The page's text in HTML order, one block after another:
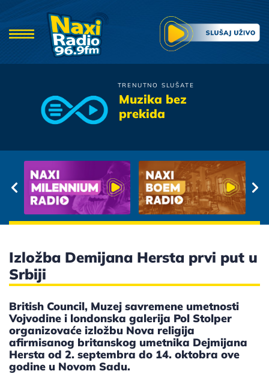
TRENUTNO SLUŠATE
Muzika bez
prekida
Crvena Jabuka
Izložba Demijana Hersta prvi put u
Srbiji
British Council, Muzej savremene umetnosti
Vojvodine i londonska galerija Pol Stolper
organizovaće izložbu Nova religija
afirmisanog britanskog umetnika Dejmijana
Hersta od 2. septembra do 14. oktobra ove
godine u Novom Sadu.